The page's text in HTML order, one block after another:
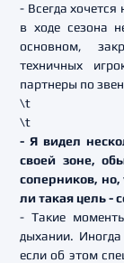
- Всегда хочется
в ходе сезона
основном,
техничных
партнеры по
\t
\t
- Я видел
своей зоне,
соперников,
ли такая цель -
- Такие
дыхании.
если об этом